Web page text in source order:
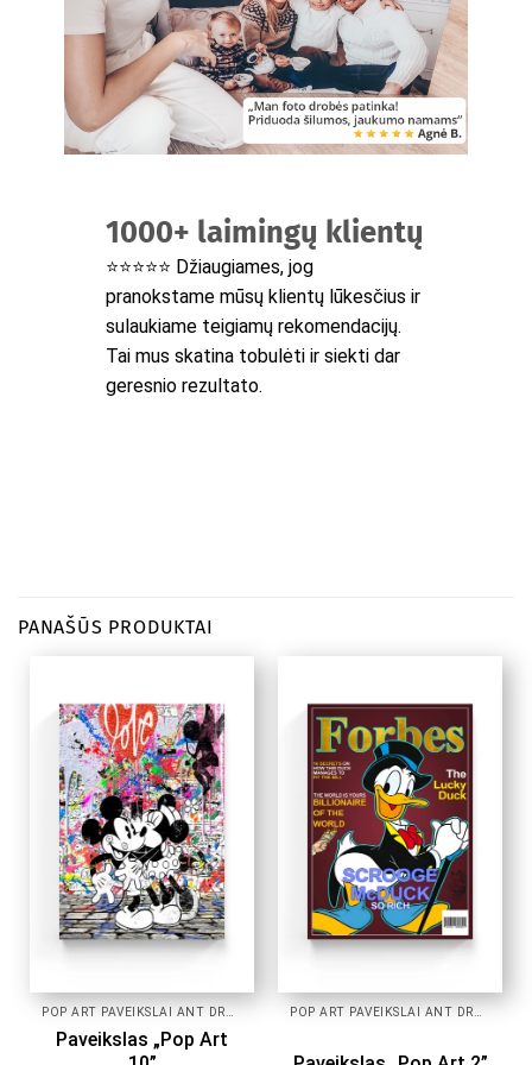
1000+ laimingų klientų
⭐⭐⭐⭐⭐ Džiaugiames, jog
pranokstame mūsų klientų lūkesčius ir
sulaukiame teigiamų rekomendacijų.
Tai mus skatina tobulėti ir siekti dar
geresnio rezultato.
PANAŠŪS PRODUKTAI
Paveikslas „Pop Art